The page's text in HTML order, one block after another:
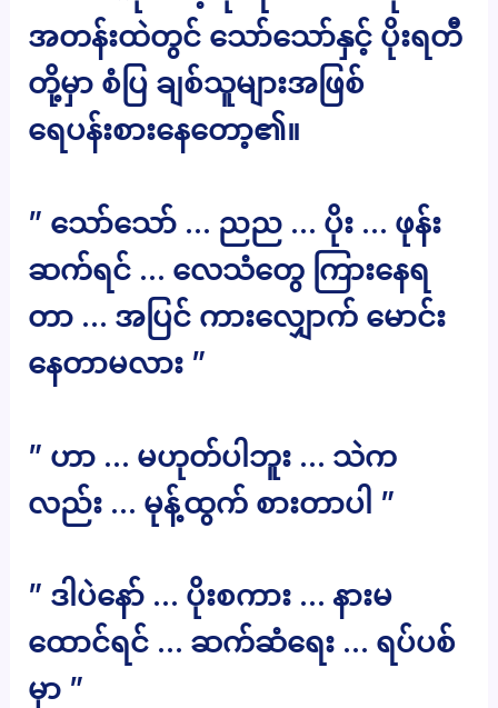
အတန်းထဲတွင် သော်သော်နှင့် ပိုးရတီ
တို့မှာ စံပြ ချစ်သူများအဖြစ်
ရေပန်းစားနေတော့၏။
” သော်သော် … ညည … ပိုး … ဖုန်း
ဆက်ရင် … လေသံတွေ ကြားနေရ
တာ … အပြင် ကားလျှောက် မောင်း
နေတာမလား ”
” ဟာ … မဟုတ်ပါဘူး … သဲက
လည်း … မုန့်ထွက် စားတာပါ ”
” ဒါပဲနော် … ပိုးစကား … နားမ
ထောင်ရင် … ဆက်ဆံရေး … ရပ်ပစ်
မှာ ”